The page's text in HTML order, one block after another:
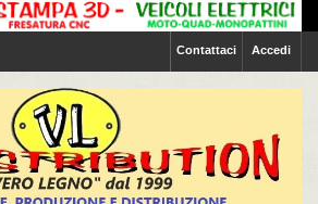
Accedi
Contattaci